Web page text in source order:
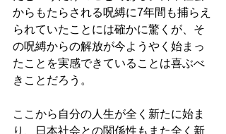
からもたらされる呪縛に7年間も捕らえ
られていたことには確かに驚くが、そ
の呪縛からの解放が今ようやく始まっ
たことを実感できていることは喜ぶべ
きことだろう。
ここから自分の人生が全く新たに始ま
り、日本社会との関係性もまた全く新